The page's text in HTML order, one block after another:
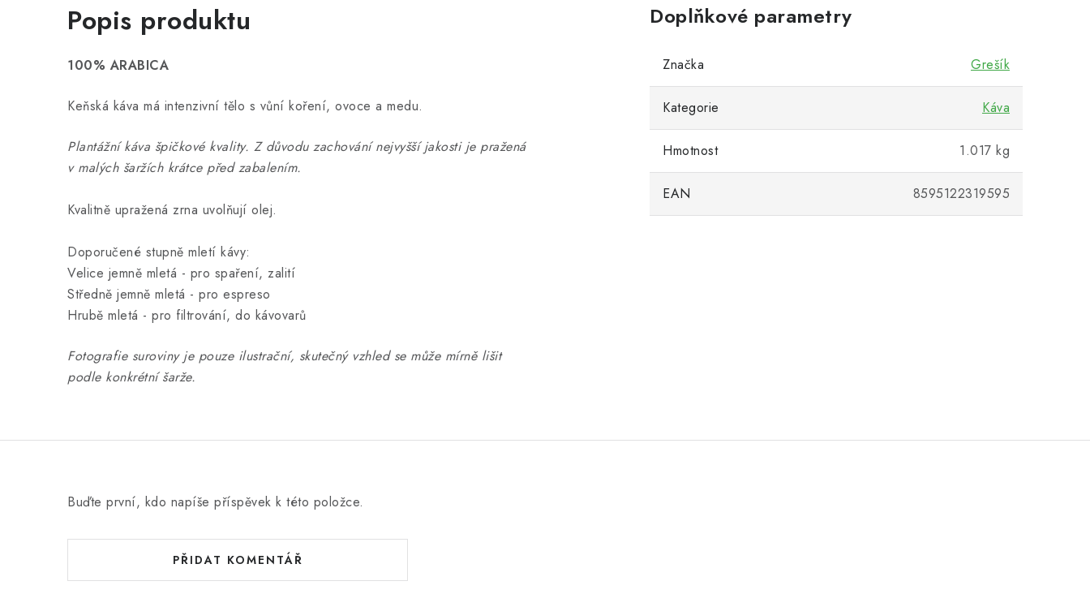
Popis produktu
100% ARABICA
Keňská káva má intenzivní tělo s vůní koření, ovoce a medu.
Plantážní káva špičkové kvality. Z důvodu zachování nejvyšší jakosti je pražená
v malých šaržích krátce před zabalením.
Kvalitně upražená zrna uvolňují olej.
Doporučené stupně mletí kávy:
Velice jemně mletá - pro spaření, zalití
Středně jemně mletá - pro espreso
Hrubě mletá - pro filtrování, do kávovarů
Fotografie suroviny je pouze ilustrační, skutečný vzhled se může mírně lišit
podle konkrétní šarže.
Doplňkové parametry
Značka Grešík
Kategorie Káva
Hmotnost 1.017 kg
EAN 8595122319595
Buďte první, kdo napíše příspěvek k této položce.
PŘIDAT KOMENTÁŘ